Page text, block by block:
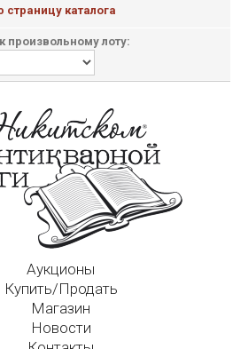
каталога
произвольному лоту:
Аукционы
Купить/Продать
Магазин
Новости